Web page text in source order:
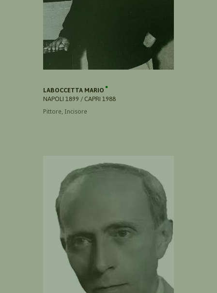
LABOCCETTA MARIO
NAPOLI 1899 / CAPRI 1988
Pittore, Incisore